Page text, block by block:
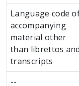
Language code
accompanying
material other
than librettos and
transcripts
--